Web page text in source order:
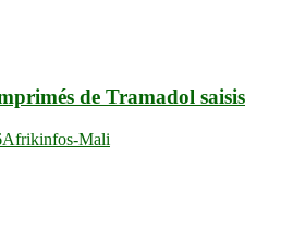
de Tramadol saisis
Afrikinfos-Mali